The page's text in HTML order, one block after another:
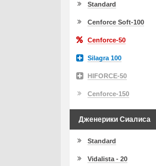
Standard
Cenforce Soft-100
Cenforce-50
Silagra 100
HIFORCE-50
Cenforce-150
Дженерики Сиалиса
Standard
Vidalista - 20